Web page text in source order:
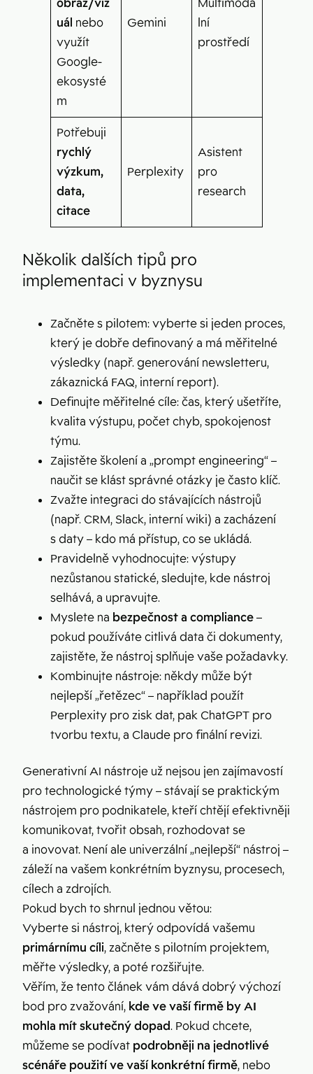
obraz/viz
uál nebo
využít
Google-
ekosysté
m
Gemini
Multimodá
lní
prostředí
Potřebuji
rychlý
výzkum,
data,
citace
Perplexity
Asistent
pro
research
Několik dalších tipů pro
implementaci v byznysu
Začněte s pilotem: vyberte si jeden proces,
který je dobře definovaný a má měřitelné
výsledky (např. generování newsletteru,
zákaznická FAQ, interní report).
Definujte měřitelné cíle: čas, který ušetříte,
kvalita výstupu, počet chyb, spokojenost
týmu.
Zajistěte školení a „prompt engineering“ –
naučit se klást správné otázky je často klíč.
Zvažte integraci do stávajících nástrojů
(např. CRM, Slack, interní wiki) a zacházení
s daty – kdo má přístup, co se ukládá.
Pravidelně vyhodnocujte: výstupy
nezůstanou statické, sledujte, kde nástroj
selhává, a upravujte.
Myslete na bezpečnost a compliance–
pokud používáte citlivá data či dokumenty,
zajistěte, že nástroj splňuje vaše požadavky.
Kombinujte nástroje: někdy může být
nejlepší „řetězec“ – například použít
Perplexity pro zisk dat, pak ChatGPT pro
tvorbu textu, a Claude pro finální revizi.
Generativní AI nástroje už nejsou jen zajímavostí
pro technologické týmy – stávají se praktickým
nástrojem pro podnikatele, kteří chtějí efektivněji
komunikovat, tvořit obsah, rozhodovat se
a inovovat. Není ale univerzální „nejlepší“ nástroj –
záleží na vašem konkrétním byznysu, procesech,
cílech a zdrojích.
Pokud bych to shrnul jednou větou:
Vyberte si nástroj, který odpovídá vašemu
primárnímu cíli, začněte s pilotním projektem,
měřte výsledky, a poté rozšiřujte.
Věřím, že tento článek vám dává dobrý výchozí
bod pro zvažování, kde ve vaší firmě by AI
mohla mít skutečný dopad. Pokud chcete,
můžeme se podívat podrobněji na jednotlivé
scénáře použití ve vaší konkrétní firmě, nebo